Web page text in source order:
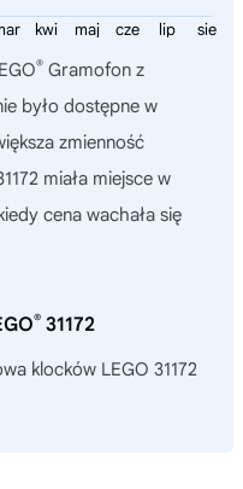
sie
lip
cze
maj
kwi
® Gramofon z
było dostępne w
zmienność
miała miejsce w
cena wachała się
® 31172
klocków LEGO 31172